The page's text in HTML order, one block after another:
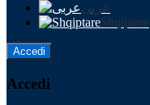
عربى
Shqiptare
Accedi
Accedi